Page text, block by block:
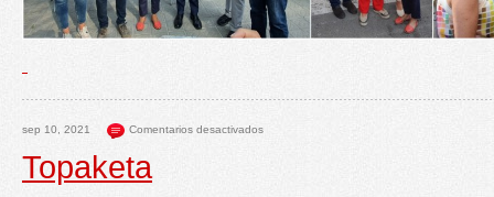
sep 10, 2021 Comentarios desactivados
Topaketa